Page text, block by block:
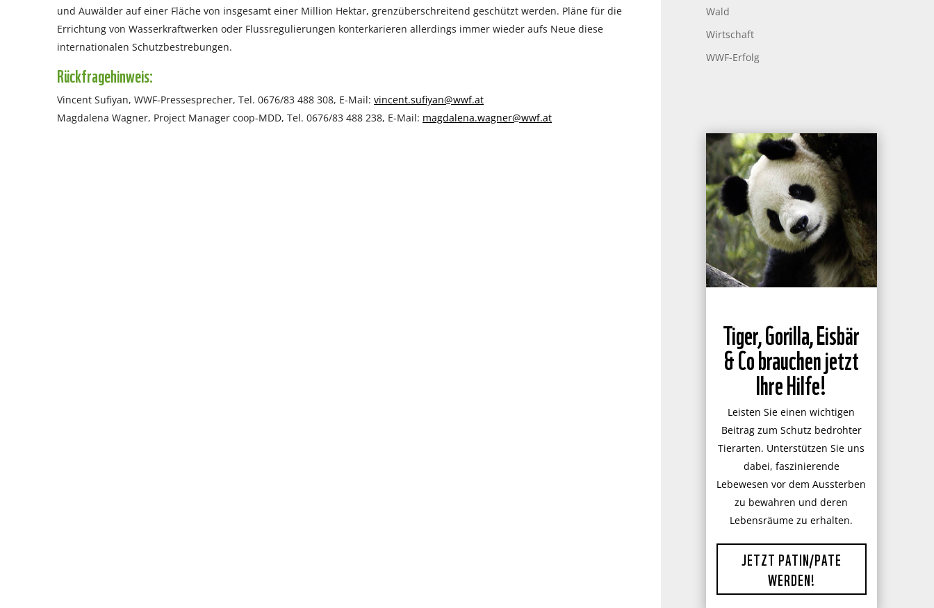
und Auwälder auf einer Fläche von insgesamt einer Million Hektar, grenzüberschreitend geschützt werden. Pläne für die
Errichtung von Wasserkraftwerken oder Flussregulierungen konterkarieren allerdings immer wieder aufs Neue diese
internationalen Schutzbestrebungen.
Rückfragehinweis:
Vincent Sufiyan, WWF-Pressesprecher, Tel. 0676/83 488 308, E-Mail: vincent.sufiyan@wwf.at
Magdalena Wagner, Project Manager coop-MDD, Tel. 0676/83 488 238, E-Mail: magdalena.wagner@wwf.at
Wald
Wirtschaft
WWF-Erfolg
Tiger, Gorilla, Eisbär
& Co brauchen jetzt
Ihre Hilfe!
Leisten Sie einen wichtigen
Beitrag zum Schutz bedrohter
Tierarten. Unterstützen Sie uns
dabei, faszinierende
Lebewesen vor dem Aussterben
zu bewahren und deren
Lebensräume zu erhalten.
JETZT PATIN/PATE
WERDEN!